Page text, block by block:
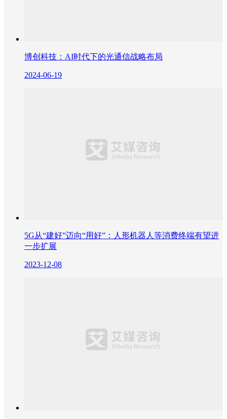
博创科技：AI时代下的光通信战略布局
2024-06-19
5G从“建好”迈向“用好”：人形机器人等消费终端有望进
一步扩展
2023-12-08